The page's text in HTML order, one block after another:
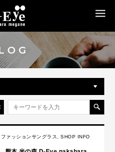
ファッションサングラス ,SHOP INFO